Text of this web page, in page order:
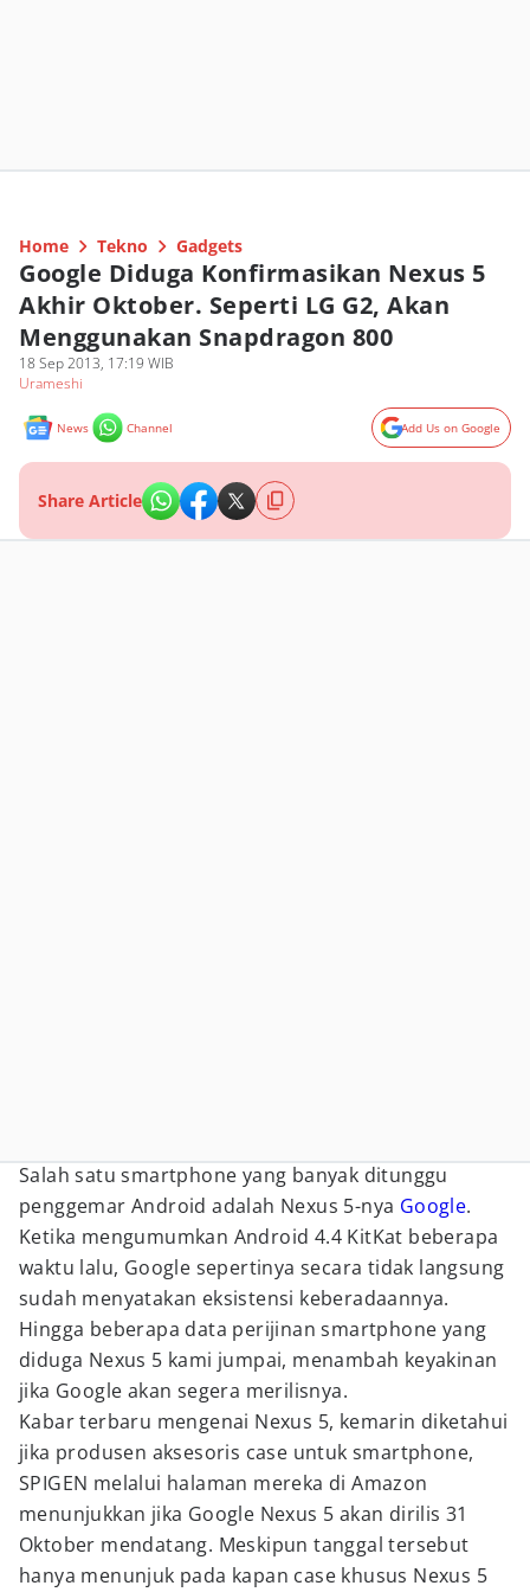
Home Tekno Gadgets
Google Diduga Konfirmasikan Nexus 5
Akhir Oktober. Seperti LG G2, Akan
Menggunakan Snapdragon 800
18 Sep 2013, 17:19 WIB
Urameshi
News Channel Add Us on Google
Share Article
Salah satu smartphone yang banyak ditunggu
penggemar Android adalah Nexus 5-nya Google.
Ketika mengumumkan Android 4.4 KitKat beberapa
waktu lalu, Google sepertinya secara tidak langsung
sudah menyatakan eksistensi keberadaannya.
Hingga beberapa data perijinan smartphone yang
diduga Nexus 5 kami jumpai, menambah keyakinan
jika Google akan segera merilisnya.
Kabar terbaru mengenai Nexus 5, kemarin diketahui
jika produsen aksesoris case untuk smartphone,
SPIGEN melalui halaman mereka di Amazon
menunjukkan jika Google Nexus 5 akan dirilis 31
Oktober mendatang. Meskipun tanggal tersebut
hanya menunjuk pada kapan case khusus Nexus 5